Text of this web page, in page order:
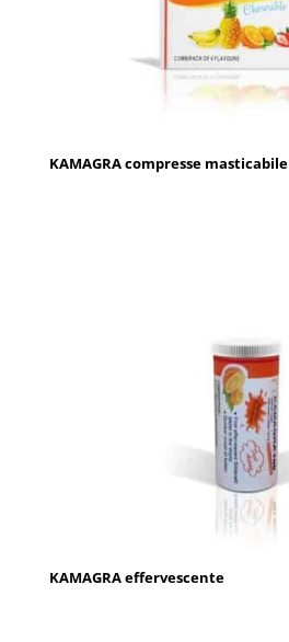
KAMAGRA compresse masticabile
KAMAGRA effervescente